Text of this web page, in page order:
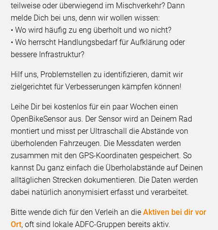
teilweise oder überwiegend im Mischverkehr? Dann
melde Dich bei uns, denn wir wollen wissen:
• Wo wird häufig zu eng überholt und wo nicht?
• Wo herrscht Handlungsbedarf für Aufklärung oder
bessere Infrastruktur?
Hilf uns, Problemstellen zu identifizieren, damit wir
zielgerichtet für Verbesserungen kämpfen können!
Leihe Dir bei kostenlos für ein paar Wochen einen
OpenBikeSensor aus. Der Sensor wird an Deinem Rad
montiert und misst per Ultraschall die Abstände von
überholenden Fahrzeugen. Die Messdaten werden
zusammen mit den GPS-Koordinaten gespeichert. So
kannst Du ganz einfach die Überholabstände auf Deinen
alltäglichen Strecken dokumentieren. Die Daten werden
dabei natürlich anonymisiert erfasst und verarbeitet.
Bitte wende dich für den Verleih an dieAktiven bei dir vor
Ort, oft sind lokale ADFC-Gruppen bereits aktiv.